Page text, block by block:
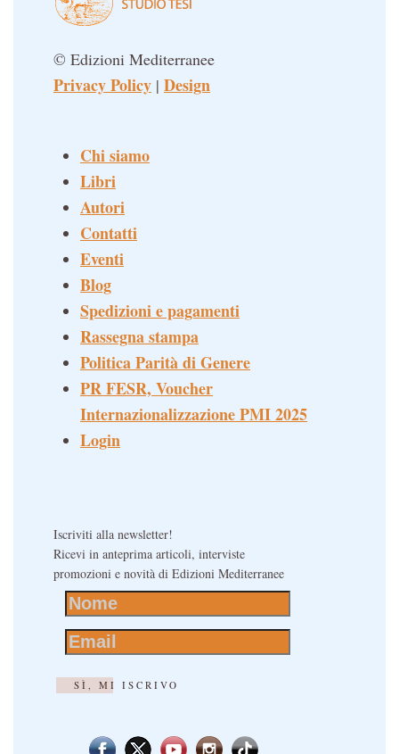
© Edizioni Mediterranee
Privacy Policy | Design
Chi siamo
Libri
Autori
Contatti
Eventi
Blog
Spedizioni e pagamenti
Rassegna stampa
Politica Parità di Genere
PR FESR, Voucher
Internazionalizzazione PMI 2025
Login
Iscriviti alla newsletter!
Ricevi in anteprima articoli, interviste
promozioni e novità di Edizioni Mediterranee
SÌ, MI ISCRIVO